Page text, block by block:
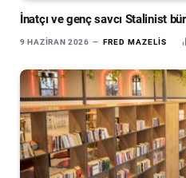
İnatçı ve genç savcı Stalinist
9 HAZIRAN 2026 FRED MAZELIS